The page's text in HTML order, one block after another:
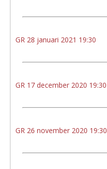
GR 28 januari 2021 19:30
GR 17 december 2020 19:30
GR 26 november 2020 19:30